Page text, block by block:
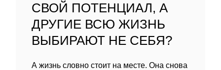
СВОЙ ПОТЕНЦИАЛ, А
ДРУГИЕ ВСЮ ЖИЗНЬ
ВЫБИРАЮТ НЕ СЕБЯ?
А жизнь словно стоит на месте. Она снова